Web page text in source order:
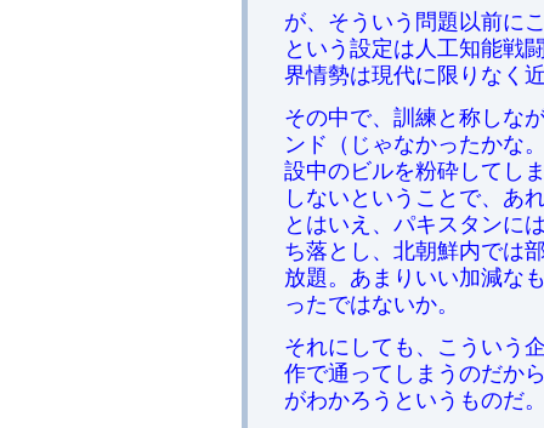
が、そういう問題以前に
という設定は人工知能戦
界情勢は現代に限りなく
その中で、訓練と称しな
ンド（じゃなかったかな
設中のビルを粉砕してし
しないということで、あ
とはいえ、パキスタンに
ち落とし、北朝鮮内では
放題。あまりいい加減な
ったではないか。
それにしても、こういう
作で通ってしまうのだか
がわかろうというものだ